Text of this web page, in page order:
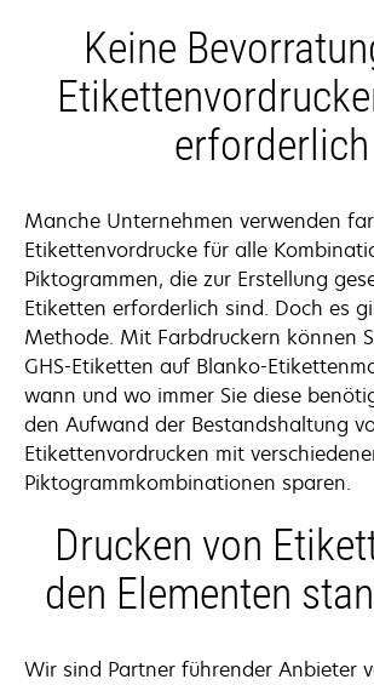
Keine
erforderlich
Manche Unternehmen verwenden
Etikettenvordrucke für alle
Piktogrammen, die zur Erstellung
Etiketten erforderlich sind. Doch es
Methode. Mit Farbdruckern können
GHS-Etiketten auf Blanko-
wann und wo immer Sie diese
den Aufwand der Bestandshaltung
Etikettenvordrucken mit
Piktogrammkombinationen sparen.
Drucken von
den Elementen
Wir sind Partner führender Anbieter